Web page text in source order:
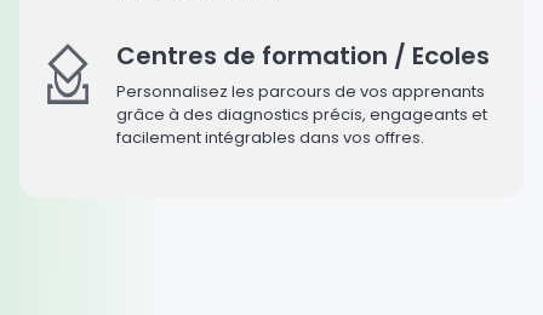
Centres de formation / Ecoles
Personnalisez les parcours de vos apprenants
grâce à des diagnostics précis, engageants et
facilement intégrables dans vos offres.